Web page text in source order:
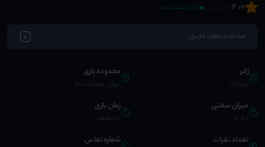
4٫0 2 نظر ثبت شده
مشاهده نظرات کاربران
ژانر
ترسناک
محدوده بازی
تهران، سعادت آباد
میزان سختی
8 از 10
زمان بازی
60 دقیقه
تعداد نفرات شماره تماس